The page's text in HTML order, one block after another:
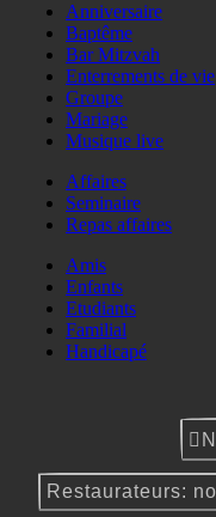
Anniversaire
Baptême
Bar Mitzvah
Enterrements de vie
Groupe
Mariage
Musique live
Affaires
Seminaire
Repas affaires
Amis
Enfants
Etudiants
Familial
Handicapé